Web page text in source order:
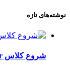
نوشته‌های تازه
شروع کلاس Starter در شعبه اندیشه